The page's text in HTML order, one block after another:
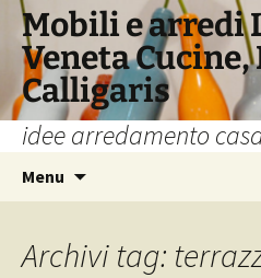
Vai
contenuto
Mobili e arredi
Veneta
Calligaris
idee arredamento
Menu
Archivi tag: